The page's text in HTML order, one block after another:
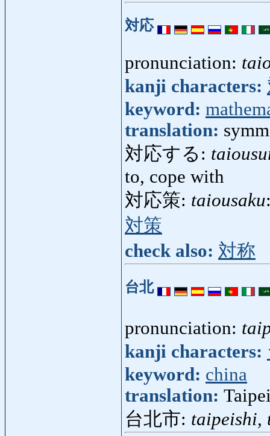
対応
pronunciation:
kanji characters:
keyword:
translation:
対応する:
to, cope with
対応策: taiousaku
対策
check also: 対称
台北
pronunciation:
kanji characters:
keyword: china
translation:
台北市: taipeishi,